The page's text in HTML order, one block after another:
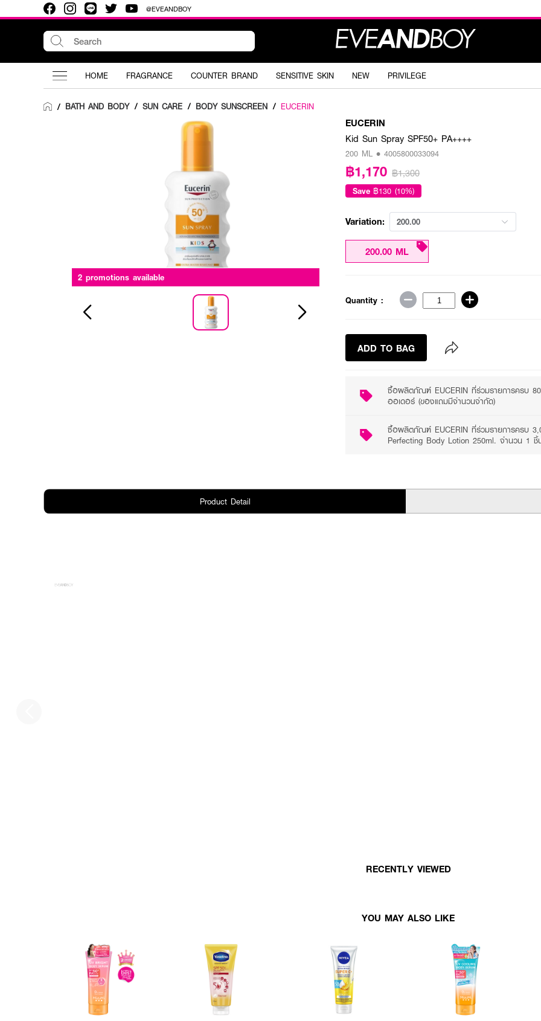
@EVEANDBOY
HOME FRAGRANCE COUNTER BRAND SENSITIVE SKIN NEW PRIVILEGE
/ BATH AND BODY / SUN CARE / BODY SUNSCREEN / EUCERIN
2 promotions available
EUCERIN
Kid Sun Spray SPF50+ PA++++
200 ML • 4005800033094
฿1,170 ฿1,300
Save ฿130 (10%)
Variation: 200.00
200.00 ML
Quantity :
ADD TO BAG
ซื้อผลิตภัณฑ์ EUCERIN ที่ร่วมรายการครบ
ออเดอร์ (ของแถมมีจำนวนจำกัด)
ซื้อผลิตภัณฑ์ EUCERIN ที่ร่วมรายการครบ
Perfecting Body Lotion 250ml. จำนวน 1
Product Detail
RECENTLY VIEWED
YOU MAY ALSO LIKE